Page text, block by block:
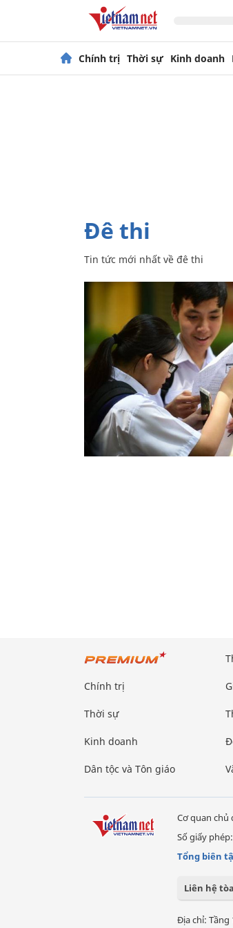
Chính trị Thời sự Kinh doanh
đê thi
Tin tức mới nhất về đê thi
Chính trị
Thời sự
Kinh doanh
Dân tộc và Tôn giáo
Cơ quan chủ
Số giấy
Tổng biên
Liên hệ
Địa chỉ: Tầng